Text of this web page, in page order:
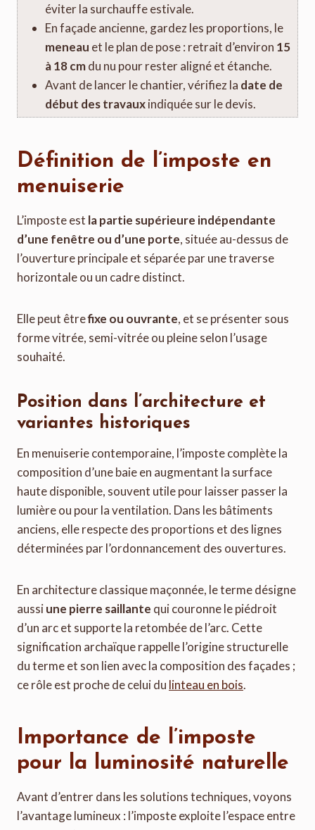
éviter la surchauffe estivale.
En façade ancienne, gardez les proportions, le
meneau et le plan de pose : retrait d’environ 15
à 18 cmdu nu pour rester aligné et étanche.
Avant de lancer le chantier, vérifiez la date de
début des travauxindiquée sur le devis.
Définition de l’imposte en
menuiserie
L’imposte est la partie supérieure indépendante
d’une fenêtre ou d’une porte, située au-dessus de
l’ouverture principale et séparée par une traverse
horizontale ou un cadre distinct.
Elle peut êtrefixe ou ouvrante, et se présenter sous
forme vitrée, semi-vitrée ou pleine selon l’usage
souhaité.
Position dans l’architecture et
variantes historiques
En menuiserie contemporaine, l’imposte complète la
composition d’une baie en augmentant la surface
haute disponible, souvent utile pour laisser passer la
lumière ou pour la ventilation. Dans les bâtiments
anciens, elle respecte des proportions et des lignes
déterminées par l’ordonnancement des ouvertures.
En architecture classique maçonnée, le terme désigne
aussiune pierre saillante qui couronne le piédroit
d’un arc et supporte la retombée de l’arc. Cette
signification archaïque rappelle l’origine structurelle
du terme et son lien avec la composition des façades ;
ce rôle est proche de celui du linteau en bois.
Importance de l’imposte
pour la luminosité naturelle
Avant d’entrer dans les solutions techniques, voyons
l’avantage lumineux : l’imposte exploite l’espace entre